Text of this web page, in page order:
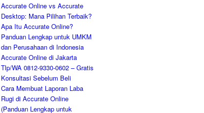
Accurate Online vs Accurate
Desktop: Mana Pilihan Terbaik?
Apa Itu Accurate Online?
Panduan Lengkap untuk UMKM
dan Perusahaan di Indonesia
Accurate Online di Jakarta
Tlp/WA 0812-9330-0602 – Gratis
Konsultasi Sebelum Beli
Cara Membuat Laporan Laba
Rugi di Accurate Online
(Panduan Lengkap untuk